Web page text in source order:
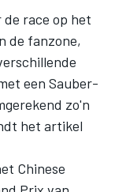
race op het
de fanzone,
een Sauber-
zo'n
het artikel
Chinese